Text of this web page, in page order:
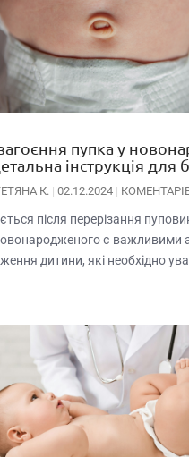
загоєння пупка у
інструкція для
К. 02.12.2024
після перерізання
є важливими
дитини, які необхідно